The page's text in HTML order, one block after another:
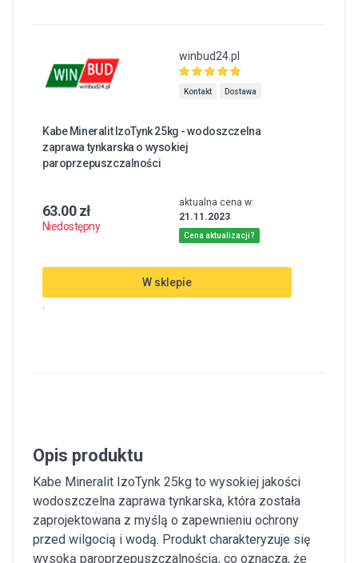
winbud24.pl
Kontakt Dostawa
Kabe Mineralit IzoTynk 25kg - wodoszczelna
zaprawa tynkarska o wysokiej
paroprzepuszczalności
63.00 zł
Niedostępny
aktualna cena w:
21.11.2023
Cena aktualizacji?
W sklepie
.
Opis produktu
Kabe Mineralit IzoTynk 25kg to wysokiej jakości
wodoszczelna zaprawa tynkarska, która została
zaprojektowana z myślą o zapewnieniu ochrony
przed wilgocią i wodą. Produkt charakteryzuje się
wysoką paroprzepuszczalnością, co oznacza, że